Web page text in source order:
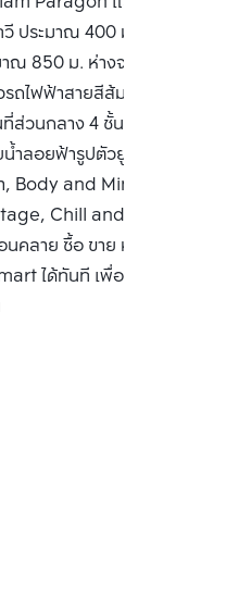
ประมาณ 400 ม. ห่างจาก
850 ม. ห่างจากท่าเรือ
ถไฟฟ้าสายสีส้มตัดผ่านหน้า
วนกลาง 4 ชั้นบนสุดของตัว
ำลอยฟ้ารูปตัวยูขนาดใหญ่
Body and Mind Pods
Chill and Work Pods
ลาย ซื้อ ขาย หรือ เช่า คอน
ได้ทันที เพื่อให้ผู้เชี่ยวชาญ